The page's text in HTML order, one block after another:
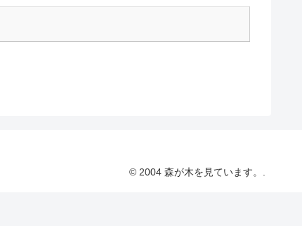
© 2004 森が木を見ています。.